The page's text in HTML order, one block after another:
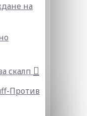
на
скалп
Против